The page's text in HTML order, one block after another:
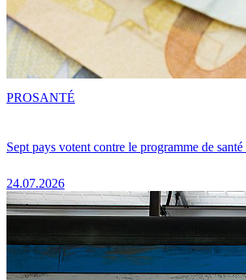
Sept pays votent contre le programme de
24.07.2026
PROSANTÉ